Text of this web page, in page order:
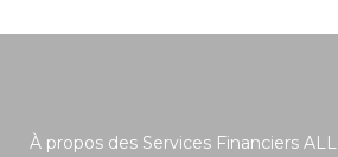
À propos des Services Financiers ALL